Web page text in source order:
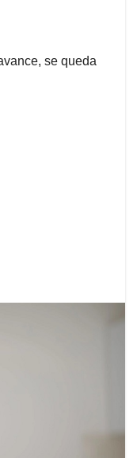
se queda